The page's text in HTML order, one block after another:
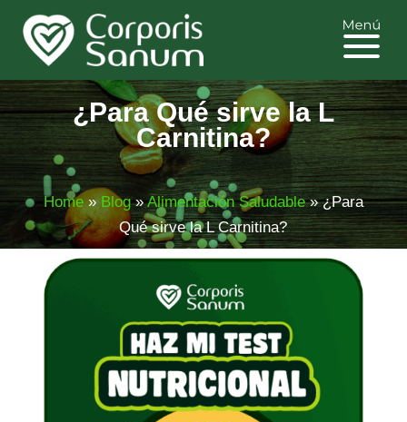
¿Para Qué sirve la L
Carnitina?
Home» Blog»Alimentación Saludable»¿Para
Qué sirve la L Carnitina?